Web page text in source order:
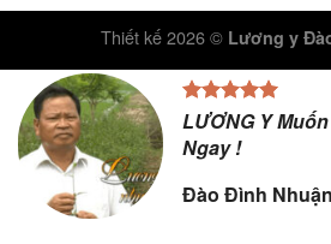
Thiết kế 2026 © Lương y
LƯƠNG Y
Ngay !
Đào Đình Nhuận